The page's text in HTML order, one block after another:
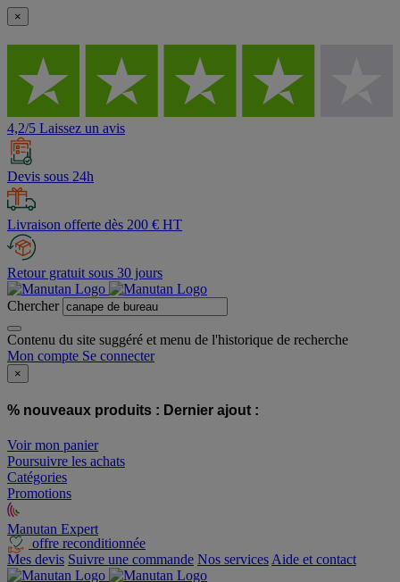
×
4,2/5 Laissez un avis
Devis sous 24h
Livraison offerte dès 200 € HT
Retour gratuit sous 30 jours
Chercher
Contenu du site suggéré et menu de l'historique de recherche
Mon compte Se connecter
×
% nouveaux produits : Dernier ajout :
Voir mon panier
Poursuivre les achats
Catégories
Promotions
Manutan Expert
offre reconditionnée
Mes devis Suivre une commande Nos services Aide et contact